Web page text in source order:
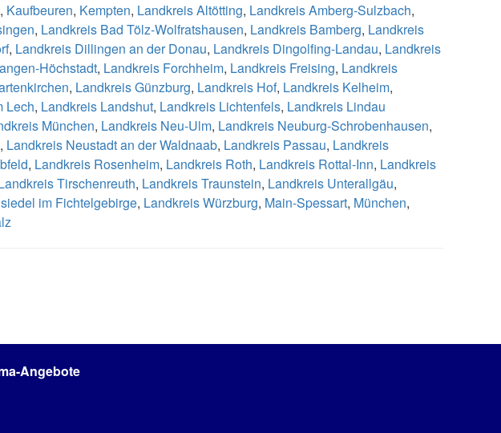
, Kaufbeuren, Kempten, Landkreis Altötting, Landkreis Amberg-Sulzbach,
, Landkreis Bad Tölz-Wolfratshausen, Landkreis Bamberg, Landkreis
, Landkreis Dillingen an der Donau, Landkreis Dingolfing-Landau, Landkreis
Höchstadt, Landkreis Forchheim, Landkreis Freising, Landkreis
, Landkreis Günzburg, Landkreis Hof, Landkreis Kelheim,
Lech, Landkreis Landshut, Landkreis Lichtenfels, Landkreis Lindau
München, Landkreis Neu-Ulm, Landkreis Neuburg-Schrobenhausen,
, Landkreis Neustadt an der Waldnaab, Landkreis Passau, Landkreis
, Landkreis Rosenheim, Landkreis Roth, Landkreis Rottal-Inn, Landkreis
Tirschenreuth, Landkreis Traunstein, Landkreis Unterallgäu,
im Fichtelgebirge, Landkreis Würzburg, Main-Spessart, München,
Angebote